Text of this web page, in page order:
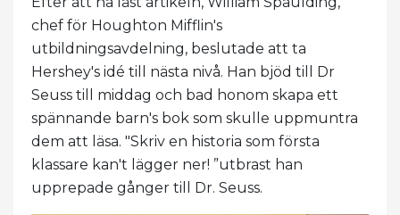
chef för Houghton Mifflin's
utbildningsavdelning, beslutade att ta
Hershey's idé till nästa nivå. Han bjöd till Dr
Seuss till middag och bad honom skapa ett
spännande barn's bok som skulle uppmuntra
dem att läsa. "Skriv en historia som första
klassare kan't lägger ner! ”utbrast han
upprepade gånger till Dr. Seuss.